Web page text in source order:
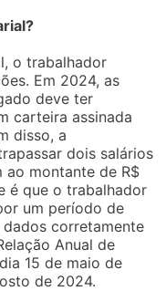
o trabalhador
Em 2024, as
deve ter
carteira assinada
disso, a
dois salários
ao montante de R$
é que o trabalhador
um período de
corretamente
Anual de
15 de maio de
de 2024.